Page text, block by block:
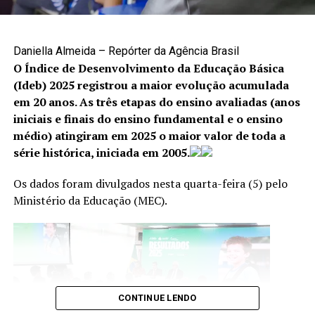
A denúncia é uma das principais formas de interromper
canais disponíveis são:
Cisdeca – Disque 125: atendimento gratuito, de
segunda a sexta-feira, das 8h às 18h, com
atendimento 24 horas aos finais de semana e
feriados;
Disque 100: atendimento gratuito, 24 horas por dia,
Centro Integrado 18 de Maio: (61) 2244-1512 e
Daniella Almeida – Repórter da Agência Brasil
O Índice de Desenvolvimento da Educação Básica
(Ideb) 2025 registrou a maior evolução acumulada
em 20 anos. As três etapas do ensino avaliadas (anos
iniciais e finais do ensino fundamental e o ensino
médio) atingiram em 2025 o maior valor de toda a
série histórica, iniciada em 2005.
Os dados foram divulgados nesta quarta-feira (5) pelo
Ministério da Educação (MEC).
CONTINUE LENDO